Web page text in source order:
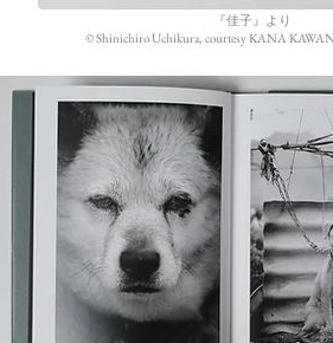
『佳子』より
©︎ Shinichiro Uchikura, courtesy KANA